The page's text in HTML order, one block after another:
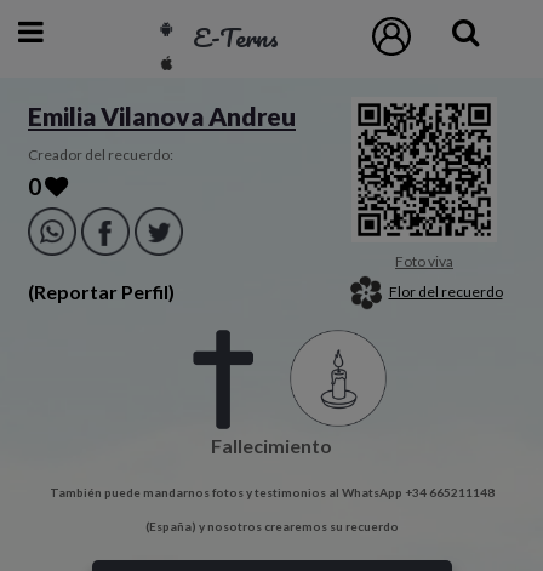
E-Terns
ESP
ENG
POR
Inicio
Acceso
Emilia Vilanova Andreu
Creador del recuerdo:
0
(Reportar Perfil)
Foto viva
Flor del recuerdo
Fallecimiento
También puede mandarnos fotos y testimonios al WhatsApp +34 665211148
(España) y nosotros crearemos su recuerdo